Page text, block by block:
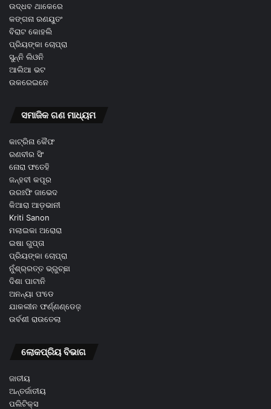
ଉଦ୍ଧବ ଥାକେରେ
କଙ୍ଗନା ରଣୟୁତଂ
ବିରାଟ କୋହଲି
ପ୍ରିୟଙ୍କା ଚୋପ୍ରା
ସୁନ୍ନି ଲିଓନି
ଆଲିଆ ଭଟ
ଉକରେଇନେ
ସମାଜିକ ଗଣ ମାଧ୍ୟମ
କାଟ୍ରିନା କୈଫ
ରଣବୀର ସିଂ
ନୋରା ଫତେହି
ଜନ୍ହବୀ କପୂର
ଉରଃଫି ଜାଭେଦ
କିଆରା ଆଡ଼ଭାନୀ
Kriti Sanon
ମଲାଇକା ଅରୋରା
ଇଷା ଗୁପ୍ତା
ପ୍ରିୟଙ୍କା ଚୋପ୍ରା
ନୁଁଶ୍ର୍ରତ୍ତ ଭ୍ରୁଚ୍ଛା
ଦିଶା ପାଟାନି
ଅନନ୍ୟା ପଂଡେ
ଯାକଲୀନ ଫର୍ଣ୍ଣଣ୍ଡେଜ଼
ଉର୍ବଶୀ ରାଉତେଲା
ଲୋକପ୍ରିୟ ବିଭାଗ
ଜାତୀୟ
ଅନ୍ତର୍ଜାତୀୟ
ପଲିଟିକ୍ସ